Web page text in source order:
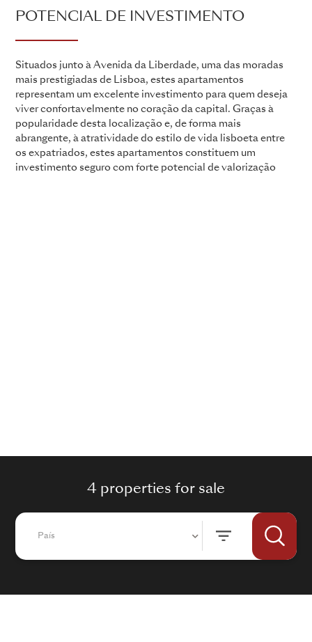
POTENCIAL DE INVESTIMENTO
Situados junto à Avenida da Liberdade, uma das moradas
mais prestigiadas de Lisboa, estes apartamentos
representam um excelente investimento para quem deseja
viver confortavelmente no coração da capital. Graças à
popularidade desta localização e, de forma mais
abrangente, à atratividade do estilo de vida lisboeta entre
os expatriados, estes apartamentos constituem um
investimento seguro com forte potencial de valorização
4 properties for sale
País